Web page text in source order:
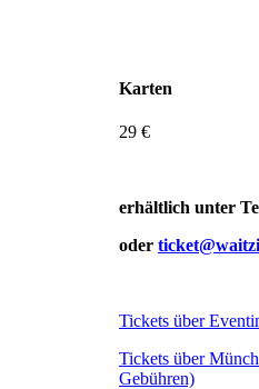
Karten
29 €
erhältlich unter
oder
Tickets über
Tickets über
Gebühren)